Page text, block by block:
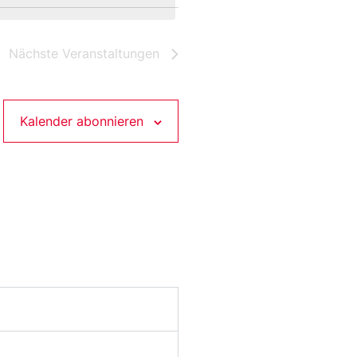
Nächste Veranstaltungen
Kalender abonnieren